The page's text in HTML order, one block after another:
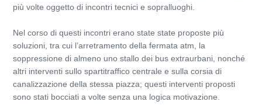
più volte oggetto di incontri tecnici e sopralluoghi.
Nel corso di questi incontri erano state state proposte più
soluzioni, tra cui l’arretramento della fermata atm, la
soppressione di almeno uno stallo dei bus extraurbani, nonché
altri interventi sullo spartitraffico centrale e sulla corsia di
canalizzazione della stessa piazza; questi interventi proposti
sono stati bocciati a volte senza una logica motivazione.